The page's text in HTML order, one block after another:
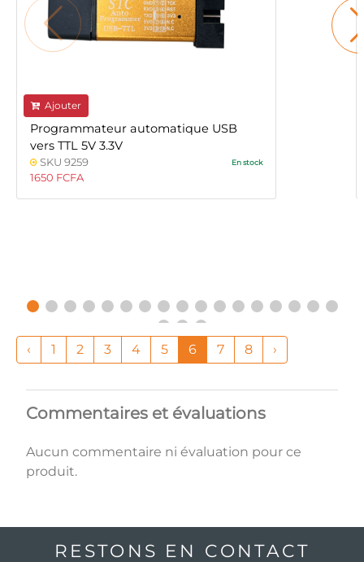
Ajouter
Programmateur automatique USB
vers TTL 5V 3.3V
SKU 9259 En stock
1650 FCFA
‹ 1 2 3 4 5 6 7 8 ›
Commentaires et évaluations
Aucun commentaire ni évaluation pour ce
produit.
RESTONS EN CONTACT